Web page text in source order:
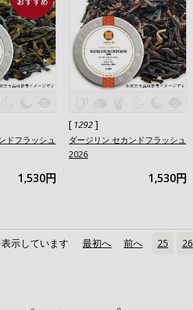
ドフラッシュ
1,530円
[ 1292]
ダージリン セカンドフラッシュ
2026
1,530円
示しています 最初へ 前へ 25 26